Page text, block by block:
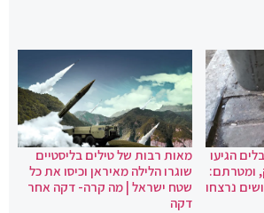
הגיעו
ומטרתם:
נרצחו
מאות רבות של טילים בליסטיים
שוגרו הלילה מאיראן וכיסו את כל
שטח ישראל | מה קרה- דקה אחר
דקה